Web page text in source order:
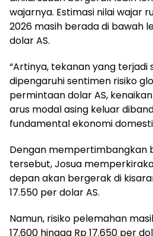
wajarnya. Estimasi nilai wajar
2026 masih berada di bawah
dolar AS.
“Artinya, tekanan yang terjadi
dipengaruhi sentimen risiko
permintaan dolar AS,
arus modal asing keluar
fundamental ekonomi
Dengan mempertimbangkan
tersebut, Josua
depan akan bergerak di
17.550 per dolar AS.
Namun, risiko pelemahan
17.600 hingga Rp 17.650 per